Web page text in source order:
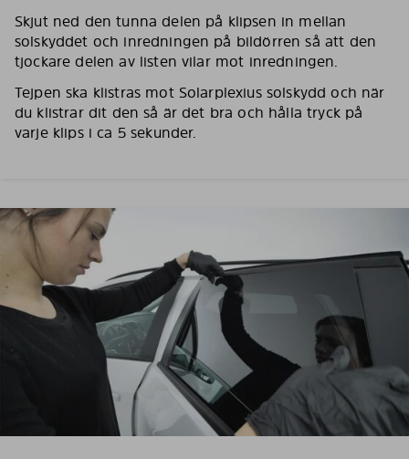
Skjut ned den tunna delen på klipsen in mellan
solskyddet och inredningen på bildörren så att den
tjockare delen av listen vilar mot inredningen.
Tejpen ska klistras mot Solarplexius solskydd och när
du klistrar dit den så är det bra och hålla tryck på
varje klips i ca 5 sekunder.